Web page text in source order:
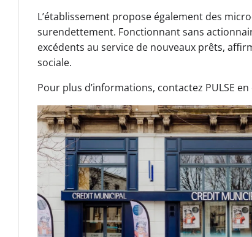
L’établissement propose également des
surendettement. Fonctionnant sans
excédents au service de nouveaux prêts,
sociale.
Pour plus d’informations, contactez PULSE